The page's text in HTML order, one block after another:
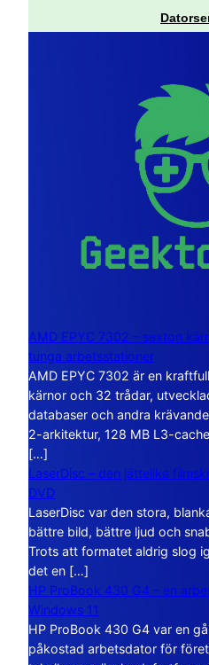
AMD EPYC 7302 – sexton
tunga arbetsstationer
AMD EPYC 7302 är en
kärnor och 32 trådar,
databaser och andra
2-arkitektur, 128 MB L3-
[…]
LaserDisc – den jättelika
DVD
LaserDisc var den stora,
bättre bild, bättre ljud och
Trots att formatet aldrig slog
det en […]
HP ProBook 430 G4 – en
Windows 11
HP ProBook 430 G4 var en
påkostad arbetsdator för